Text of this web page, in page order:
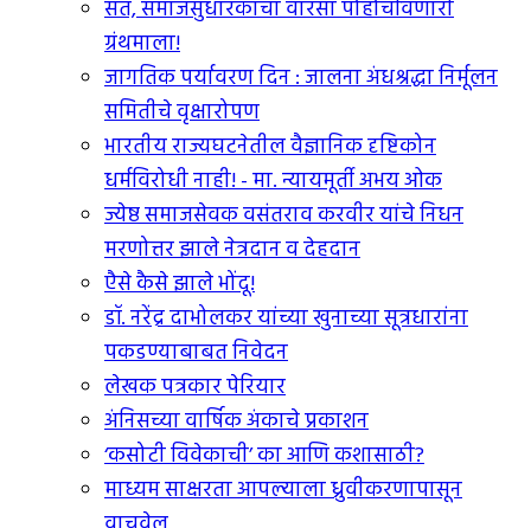
संत, समाजसुधारकांचा वारसा पोहोचविणारी
ग्रंथमाला!
जागतिक पर्यावरण दिन : जालना अंधश्रद्धा निर्मूलन
समितीचे वृक्षारोपण
भारतीय राज्यघटनेतील वैज्ञानिक दृष्टिकोन
धर्मविरोधी नाही! - मा. न्यायमूर्ती अभय ओक
ज्येष्ठ समाजसेवक वसंतराव करवीर यांचे निधन
मरणोत्तर झाले नेत्रदान व देहदान
एैसे कैसे झाले भोंदू!
डॉ. नरेंद्र दाभोलकर यांच्या खुनाच्या सूत्रधारांना
पकडण्याबाबत निवेदन
लेखक पत्रकार पेरियार
अंनिसच्या वार्षिक अंकाचे प्रकाशन
‘कसोटी विवेकाची’ का आणि कशासाठी?
माध्यम साक्षरता आपल्याला ध्रुवीकरणापासून